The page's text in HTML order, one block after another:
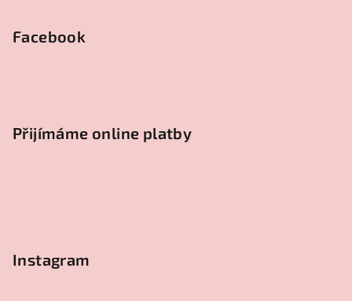
Facebook
Přijímáme online platby
Instagram